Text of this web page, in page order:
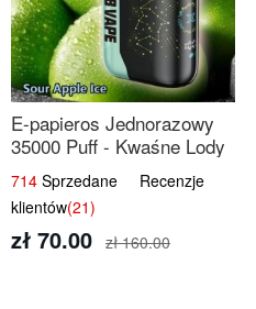
E-papieros Jednorazowy
35000 Puff - Kwaśne Lody
Jabłkowe
714 Sprzedane Recenzje
klientów(21)
zł 70.00 zł 160.00